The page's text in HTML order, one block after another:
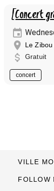
[Concert
Le Zibou
Gratuit
concert
VILLE
FOLLOW